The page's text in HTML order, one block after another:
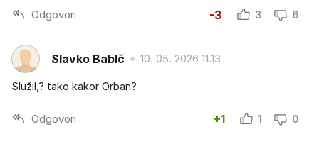
Odgovori -3 3 6
Slavko BabIč 10. 05. 2026 11.13
Služil,? tako kakor Orban?
Odgovori +1 1 0